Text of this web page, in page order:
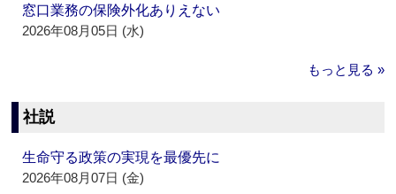
窓口業務の保険外化ありえない
2026年08月05日 (水)
もっと見る »
社説
生命守る政策の実現を最優先に
2026年08月07日 (金)